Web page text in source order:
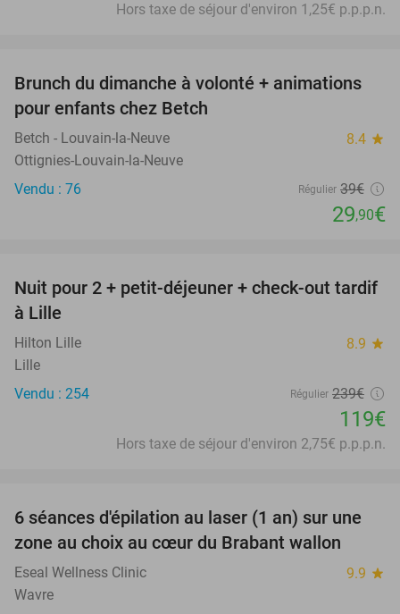
Hors taxe de séjour d'environ 1,25€ p.p.p.n.
23%
Brunch du dimanche à volonté + animations
pour enfants chez Betch
Betch - Louvain-la-Neuve 8.4 star
Ottignies-Louvain-la-Neuve
Vendu : 76
Régulier 39€
29,90€
50%
Nuit pour 2 + petit-déjeuner + check-out tardif
à Lille
Hilton Lille 8.9 star
Lille
Vendu : 254
Régulier 239€
119€
Hors taxe de séjour d'environ 2,75€ p.p.p.n.
86%
6 séances d'épilation au laser (1 an) sur une
zone au choix au cœur du Brabant wallon
Eseal Wellness Clinic 9.9 star
Wavre